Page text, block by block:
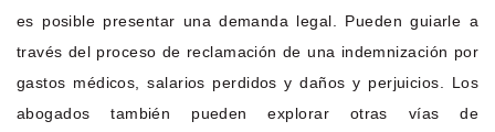
es posible presentar una demanda legal. Pueden guiarle a
través del proceso de reclamación de una indemnización por
gastos médicos, salarios perdidos y daños y perjuicios. Los
abogados también pueden explorar otras vías de